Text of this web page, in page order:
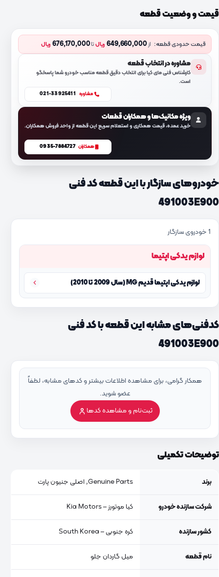
قیمت و وضعیت قطعه
قیمت حدودی قطعه: از649,660,000 ریالتا676,170,000 ریال
مشاوره در انتخاب قطعه
کارشناس فنی مای کیا برای انتخاب دقیق قطعه مناسب خودرو شما پاسخگو
است.
مشاوره 021-33925411
ویژه مکانیک‌ها و همکاران قطعات
خرید عمده، قیمت همکاری و استعلام سریع این قطعه از واحد فروش همکاران.
همکاران 0935-7884727
خودروهای سازگار با این قطعه کد فنی
491003E900
1 خودروی سازگار
لوازم یدکی اپتیما
لوازم یدکی اپتیما قدیم MG (سال 2009 تا 2010)
کدفنی‌های مشابه این قطعه با کد فنی
491003E900
همکار گرامی، برای مشاهده اطلاعات بیشتر و کدهای مشابه، لطفاً
عضو شوید.
ثبت‌نام و مشاهده کدها
توضیحات تکمیلی
برند Genuine Parts, اصلی جنیون پارت
شرکت سازنده خودرو کیا موتورز – Kia Motors
کشور سازنده کره جنوبی – South Korea
نام قطعه میل گاردان جلو